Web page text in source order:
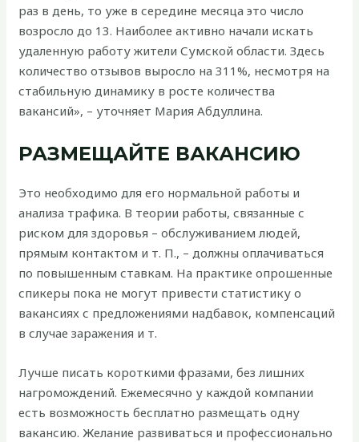
раз в день, то уже в середине месяца это число
возросло до 13. Наиболее активно начали искать
удаленную работу жители Сумской области. Здесь
количество отзывов выросло на 311%, несмотря на
стабильную динамику в росте количества
вакансий», – уточняет Мария Абдуллина.
РАЗМЕЩАЙТЕ ВАКАНСИЮ
Это необходимо для его нормальной работы и
анализа трафика. В теории работы, связанные с
риском для здоровья – обслуживанием людей,
прямым контактом и т. П., – должны оплачиваться
по повышенным ставкам. На практике опрошенные
спикеры пока не могут привести статистику о
вакансиях с предложениями надбавок, компенсаций
в случае заражения и т.
Лучше писать короткими фразами, без лишних
нагромождений. Ежемесячно у каждой компании
есть возможность бесплатно размещать одну
вакансию. Желание развиваться и профессионально